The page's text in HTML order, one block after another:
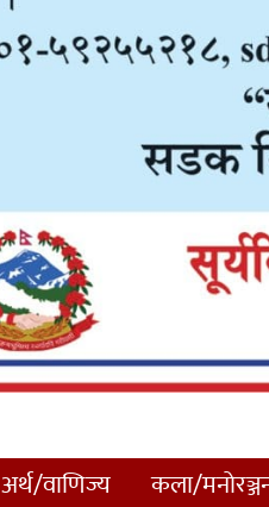
अर्थ/वाणिज्य कला/